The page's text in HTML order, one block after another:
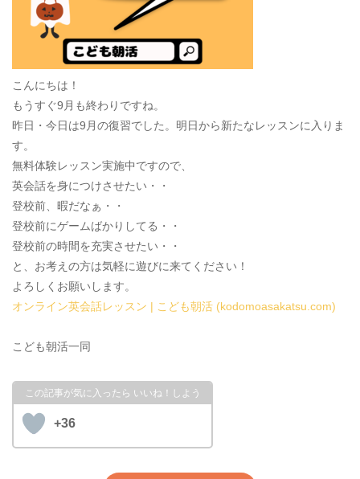
こんにちは！
もうすぐ9月も終わりですね。
昨日・今日は9月の復習でした。明日から新たなレッスンに入りま
す。
無料体験レッスン実施中ですので、
英会話を身につけさせたい・・
登校前、暇だなぁ・・
登校前にゲームばかりしてる・・
登校前の時間を充実させたい・・
と、お考えの方は気軽に遊びに来てください！
よろしくお願いします。
オンライン英会話レッスン | こども朝活 (kodomoasakatsu.com)
こども朝活一同
+36